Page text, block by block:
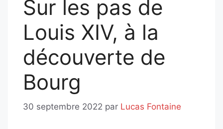
Sur les pas de
Louis XIV, à la
découverte de
Bourg
30 septembre 2022 par Lucas Fontaine